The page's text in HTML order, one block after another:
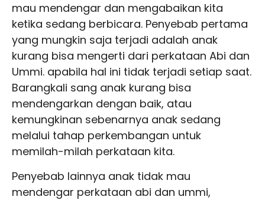
mau mendengar dan mengabaikan kita
ketika sedang berbicara. Penyebab pertama
yang mungkin saja terjadi adalah anak
kurang bisa mengerti dari perkataan Abi dan
Ummi. apabila hal ini tidak terjadi setiap saat.
Barangkali sang anak kurang bisa
mendengarkan dengan baik, atau
kemungkinan sebenarnya anak sedang
melalui tahap perkembangan untuk
memilah-milah perkataan kita.
Penyebab lainnya anak tidak mau
mendengar perkataan abi dan ummi,